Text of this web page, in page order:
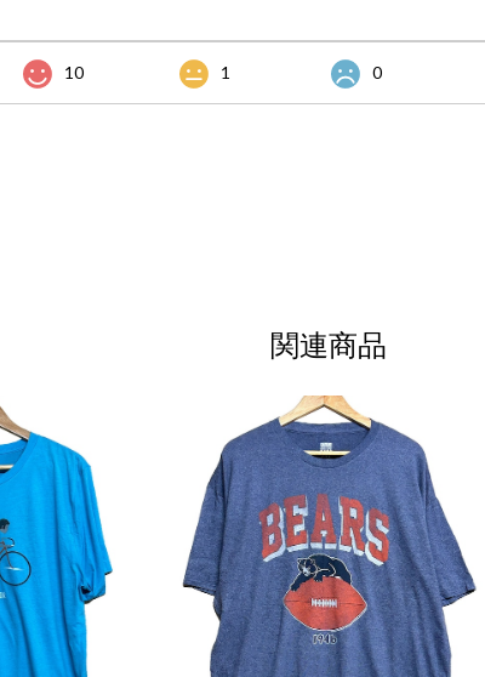
10 1 0
関連商品